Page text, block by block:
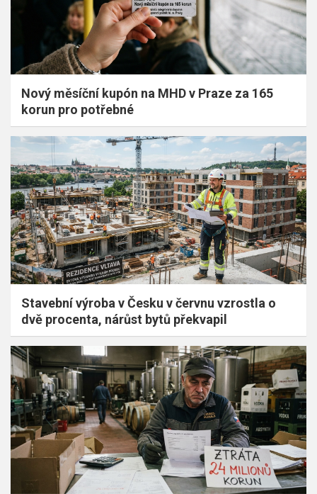
Nový měsíční kupón na MHD v Praze za 165
korun pro potřebné
Stavební výroba v Česku v červnu vzrostla o
dvě procenta, nárůst bytů překvapil